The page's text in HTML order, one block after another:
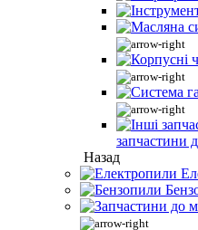
запчастини
Назад